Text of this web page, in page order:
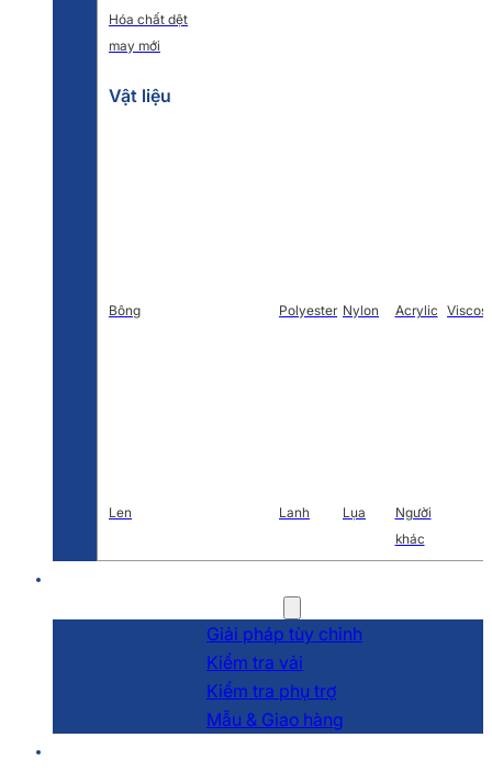
Hóa chất dệt
may mới
Vật liệu
Bông Polyester Nylon Acrylic
Len Lanh Lụa
Người
khác
Giải pháp tùy chỉnh
Kiểm tra vải
Kiểm tra phụ trợ
Mẫu & Giao hàng